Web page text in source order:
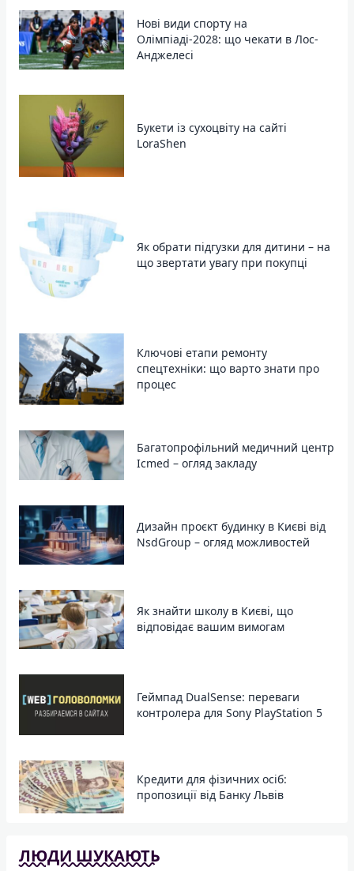
Нові види спорту на
Олімпіаді-2028: що чекати в Лос-
Анджелесі
Букети із сухоцвіту на сайті
LoraShen
Як обрати підгузки для дитини – на
що звертати увагу при покупці
Ключові етапи ремонту
спецтехніки: що варто знати про
процес
Багатопрофільний медичний центр
Icmed – огляд закладу
Дизайн проєкт будинку в Києві від
NsdGroup – огляд можливостей
Як знайти школу в Києві, що
відповідає вашим вимогам
Геймпад DualSense: переваги
контролера для Sony PlayStation 5
Кредити для фізичних осіб:
пропозиції від Банку Львів
ЛЮДИ ШУКАЮТЬ